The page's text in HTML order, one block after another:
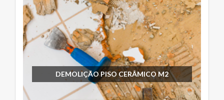
DEMOLIÇÃO PISO CERÂMICO M2